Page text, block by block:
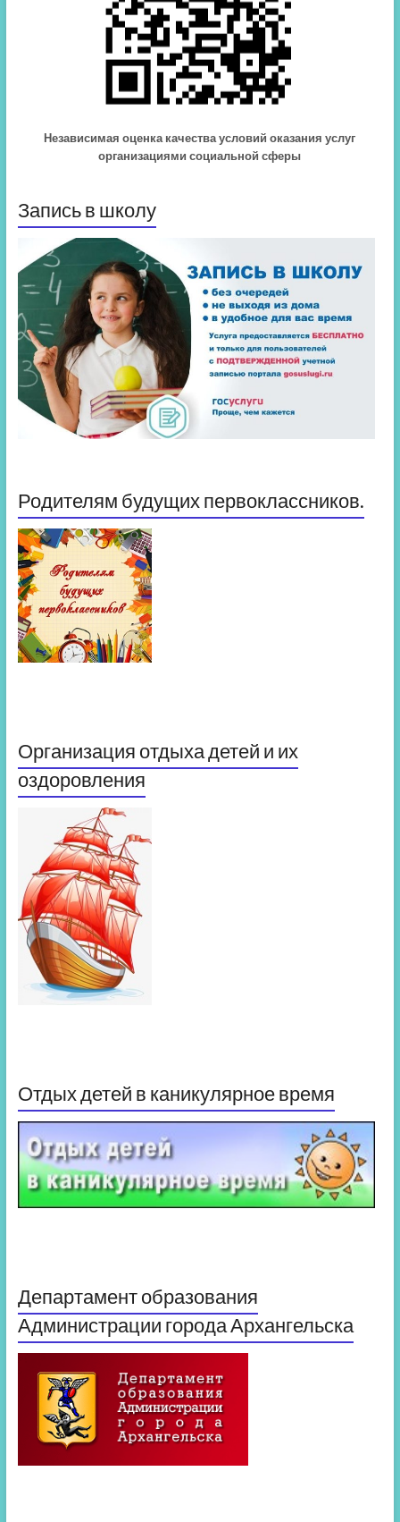
Независимая оценка качества условий оказания услуг
организациями социальной сферы
Запись в школу
Родителям будущих первоклассников.
Организация отдыха детей и их
оздоровления
Отдых детей в каникулярное время
Департамент образования
Администрации города Архангельска